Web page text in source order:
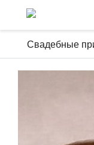
Свадебные